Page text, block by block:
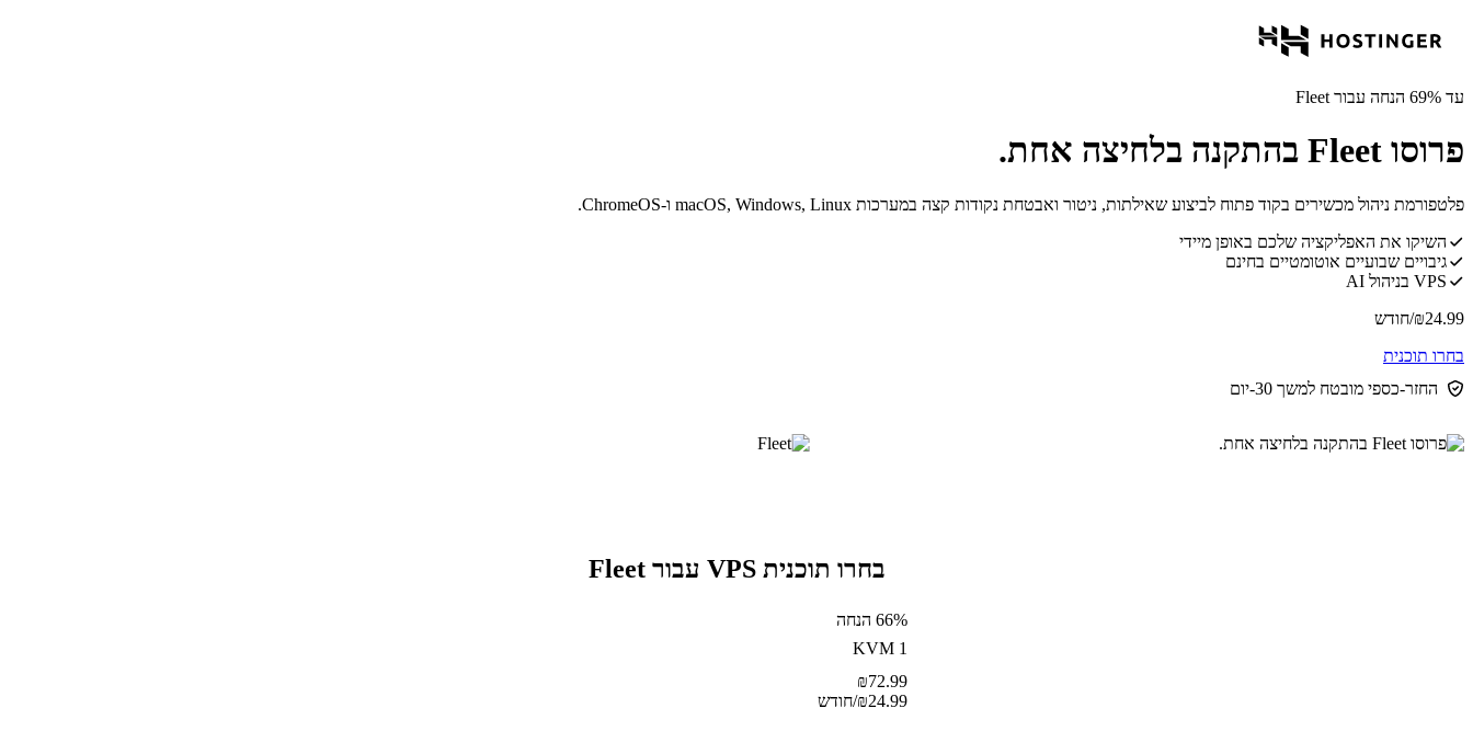
עד 69% הנחה עבור Fleet
פרוסו Fleet בהתקנה בלחיצה אחת.
פלטפורמת ניהול מכשירים בקוד פתוח לביצוע שאילתות, ניטור ואבטחת נקודות קצה במערכות macOS, Windows, Linux ו-ChromeOS.
השיקו את האפליקציה שלכם באופן מיידי
גיבויים שבועיים אוטומטיים בחינם
VPS בניהול AI
24.99
₪/חודש
בחרו תוכנית
החזר-כספי מובטח למשך 30-יום
בחרו תוכנית VPS עבור Fleet
66% הנחה
KVM 1
72.99
₪
24.99
₪/חודש